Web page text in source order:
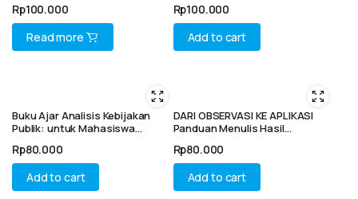
bunga rampai)
Rp100.000
Read more
Rp100.000
Add to cart
Buku Ajar Analisis Kebijakan
Publik: untuk Mahasiswa
Rp80.000
Add to cart
DARI OBSERVASI KE APLIKASI
Panduan Menulis Hasil
Rp80.000
Add to cart